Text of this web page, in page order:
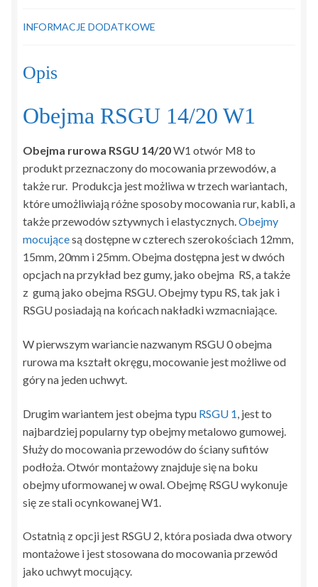
INFORMACJE DODATKOWE
Opis
Obejma RSGU 14/20 W1
Obejma rurowa RSGU 14/20W1 otwór M8 to
produkt przeznaczony do mocowania przewodów, a
także rur. Produkcja jest możliwa w trzech wariantach,
które umożliwiają różne sposoby mocowania rur, kabli, a
także przewodów sztywnych i elastycznych.Obejmy
mocującesą dostępne w czterech szerokościach 12mm,
15mm, 20mm i 25mm. Obejma dostępna jest w dwóch
opcjach na przykład bez gumy, jako obejma RS, a także
z gumą jako obejma RSGU. Obejmy typu RS, tak jak i
RSGU posiadają na końcach nakładki wzmacniające.
W pierwszym wariancie nazwanym RSGU 0 obejma
rurowa ma kształt okręgu, mocowanie jest możliwe od
góry na jeden uchwyt.
Drugim wariantem jest obejma typu RSGU 1 , jest to
najbardziej popularny typ obejmy metalowo gumowej.
Służy do mocowania przewodów do ściany sufitów
podłoża. Otwór montażowy znajduje się na boku
obejmy uformowanej w owal. Obejmę RSGU wykonuje
się ze stali ocynkowanej W1.
Ostatnią z opcji jest RSGU 2, która posiada dwa otwory
montażowe i jest stosowana do mocowania przewód
jako uchwyt mocujący.